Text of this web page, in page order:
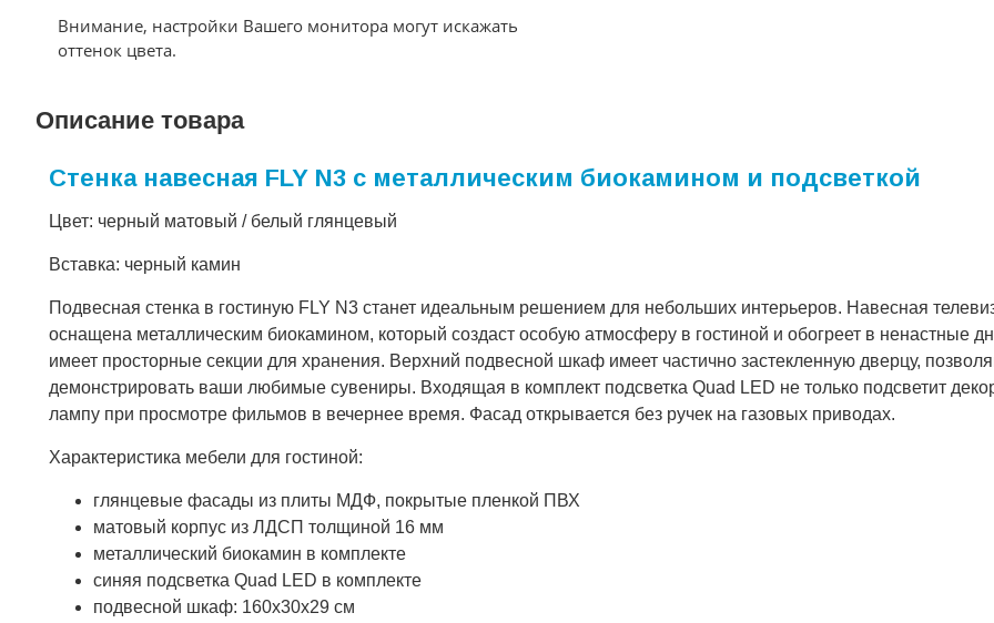
Внимание, настройки Вашего монитора могут искажать
оттенок цвета.
Описание товара
Стенка навесная FLY N3 с металлическим биокамином и подсветкой
Цвет: черный матовый / белый глянцевый
Вставка: черный камин
Подвесная стенка в гостиную FLY N3 станет идеальным решением для небольших интерьеров. Навесная
оснащена металлическим биокамином, который создаст особую атмосферу в гостиной и обогреет в ненастные
имеет просторные секции для хранения. Верхний подвесной шкаф имеет частично застекленную дверцу,
демонстрировать ваши любимые сувениры. Входящая в комплект подсветка Quad LED не только подсветит
лампу при просмотре фильмов в вечернее время. Фасад открывается без ручек на газовых приводах.
Характеристика мебели для гостиной:
глянцевые фасады из плиты МДФ, покрытые пленкой ПВХ
матовый корпус из ЛДСП толщиной 16 мм
металлический биокамин в комплекте
синяя подсветка Quad LED в комплекте
подвесной шкаф: 160x30x29 см